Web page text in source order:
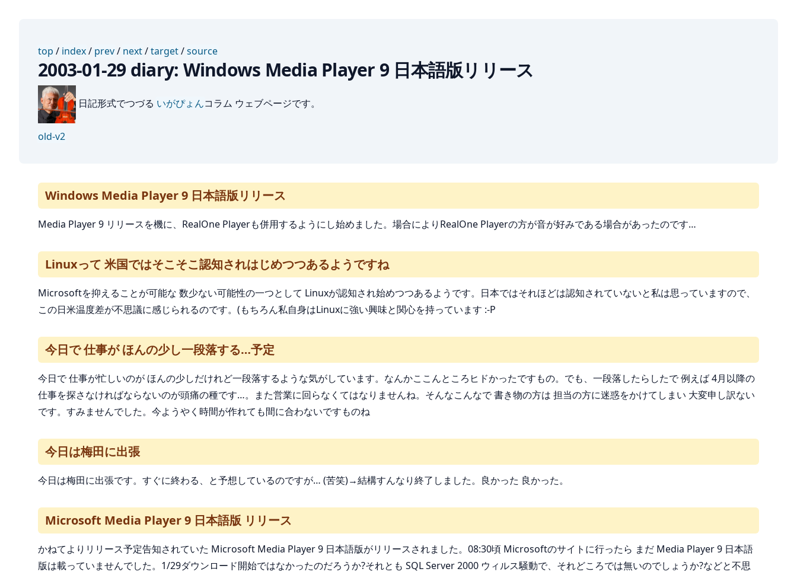
top / index/ prev/ next/target/source
2003-01-29 diary: Windows Media Player 9 日本語版リリース
日記形式でつづる いがぴょんコラム ウェブページです。
old-v2
Windows Media Player 9 日本語版リリース
Media Player 9 リリースを機に、RealOne Playerも併用するようにし始めました。場合によりRealOne Playerの方が音が好みである場合があったのです…
Linuxって 米国ではそこそこ認知されはじめつつあるようですね
Microsoftを抑えることが可能な 数少ない可能性の一つとして Linuxが認知され始めつつあるようです。日本ではそれほどは認知されていないと私は思っていますので、
この日米温度差が不思議に感じられるのです。(もちろん私自身はLinuxに強い興味と関心を持っています :-P
今日で 仕事が ほんの少し一段落する…予定
今日で 仕事が忙しいのが ほんの少しだけれど一段落するような気がしています。なんかここんところヒドかったですもの。でも、一段落したらしたで 例えば 4月以降の
仕事を探さなければならないのが頭痛の種です…。また営業に回らなくてはなりませんね。そんなこんなで 書き物の方は 担当の方に迷惑をかけてしまい 大変申し訳ない
です。すみませんでした。今ようやく時間が作れても間に合わないですものね
今日は梅田に出張
今日は梅田に出張です。すぐに終わる、と予想しているのですが… (苦笑)→結構すんなり終了しました。良かった 良かった。
Microsoft Media Player 9 日本語版 リリース
かねてよりリリース予定告知されていた Microsoft Media Player 9 日本語版がリリースされました。08:30頃 Microsoftのサイトに行ったら まだ Media Player 9 日本語
版は載っていませんでした。1/29ダウンロード開始ではなかったのだろうか?それとも SQL Server 2000 ウィルス騒動で、それどころでは無いのでしょうか?などと不思